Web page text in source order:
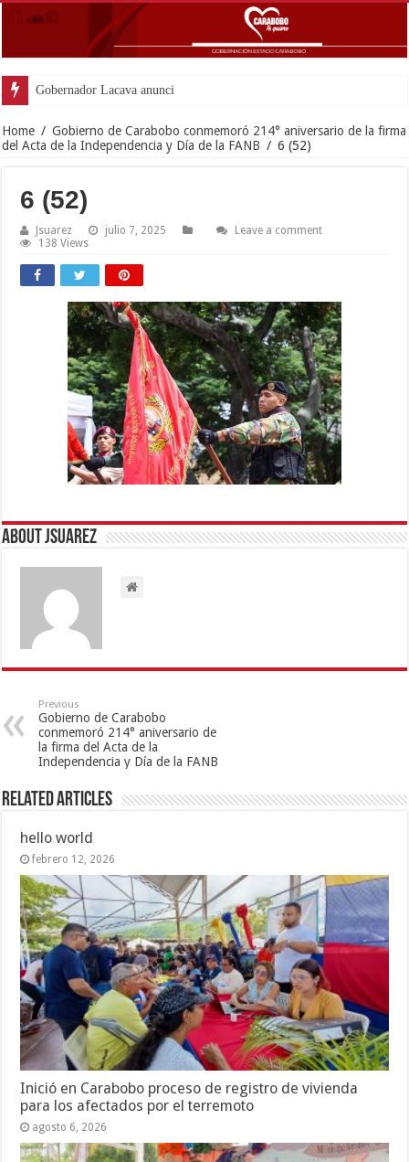
Gobernador Lacava anunció colocación de
Home / Gobierno de Carabobo conmemoró 214° aniversario de la firma
del Acta de la Independencia y Día de la FANB / 6 (52)
6 (52)
Jsuarez julio 7, 2025
Leave a comment
138 Views
About Jsuarez
Previous
Gobierno de Carabobo
conmemoró 214° aniversario de
la firma del Acta de la
Independencia y Día de la FANB
Related Articles
hello world
febrero 12, 2026
Inició en Carabobo proceso de registro de vivienda
para los afectados por el terremoto
agosto 6, 2026